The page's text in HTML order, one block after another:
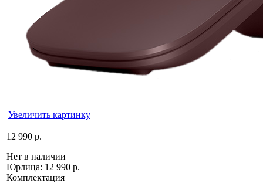
Увеличить картинку
12 990 р.
Нет в наличии
Юрлица: 12 990 р.
Комплектация